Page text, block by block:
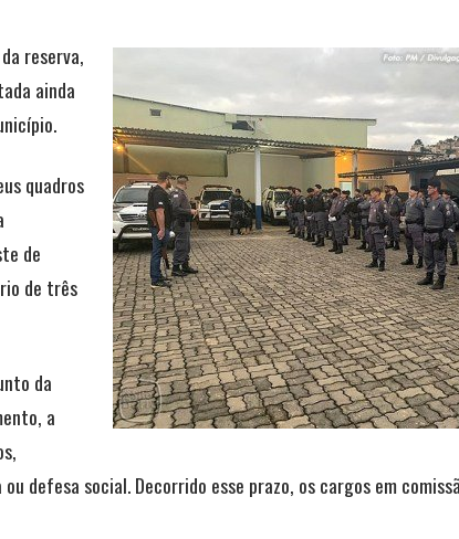
reserva,
ainda
quadros
de
de três
da
a
defesa social. Decorrido esse prazo, os cargos em